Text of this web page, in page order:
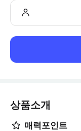
상품소개
매력포인트